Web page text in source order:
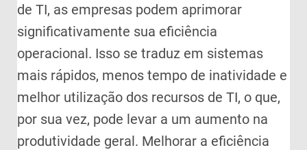
de TI, as empresas podem aprimorar
significativamente sua eficiência
operacional. Isso se traduz em sistemas
mais rápidos, menos tempo de inatividade e
melhor utilização dos recursos de TI, o que,
por sua vez, pode levar a um aumento na
produtividade geral. Melhorar a eficiência